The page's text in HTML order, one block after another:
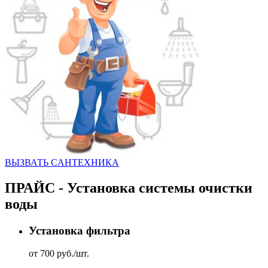
ВЫЗВАТЬ CАНТЕХНИКА
ПРАЙС - Установка системы очистки
воды
Установка фильтра
от 700 руб./шт.